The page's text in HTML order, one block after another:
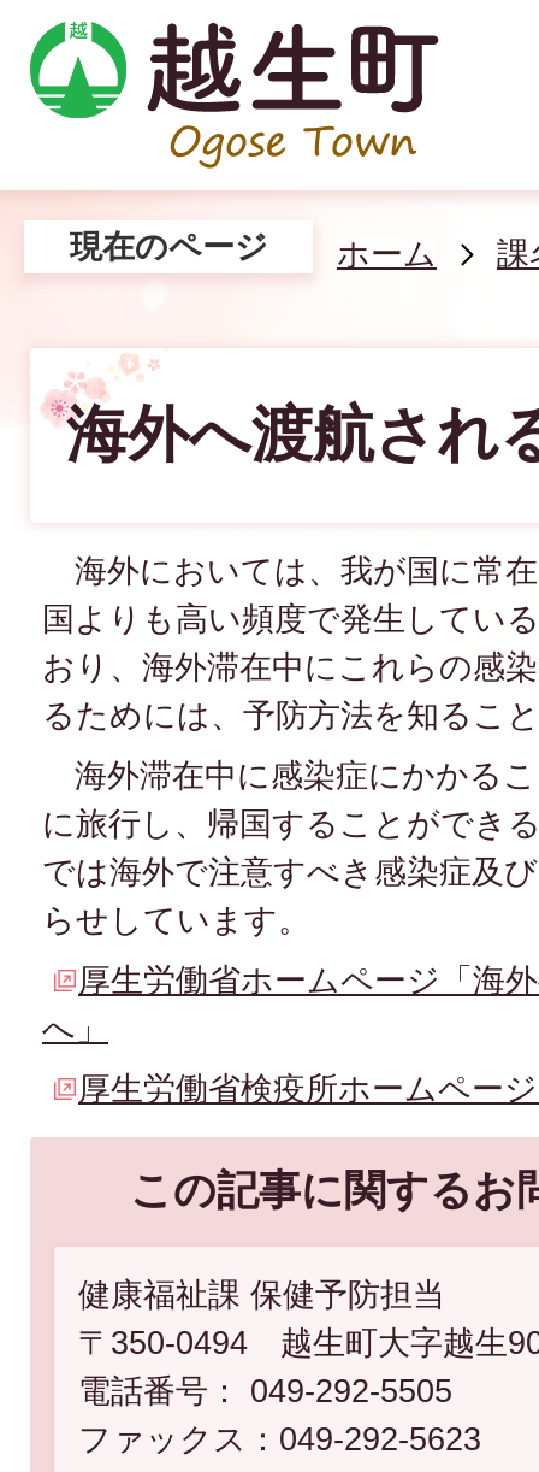
現在のページ ホーム 課
海外へ渡航され
海外においては、我が国に常
国よりも高い頻度で発生してい
おり、海外滞在中にこれらの感
るためには、予防方法を知るこ
海外滞在中に感染症にかかる
に旅行し、帰国することができ
では海外で注意すべき感染症及
らせしています。
厚生労働省ホームページ「海
へ」
厚生労働省検疫所ホームペー
この記事に関するお
健康福祉課 保健予防担当
〒350-0494 越生町大字越生
電話番号： 049-292-5505
ファックス：049-292-5623